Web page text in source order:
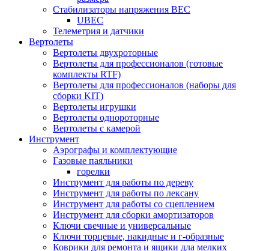
Стабилизаторы напряжения BEC
UBEC
Телеметрия и датчики
Вертолеты
Вертолеты двухроторные
Вертолеты для профессионалов (готовые
комплекты RTF)
Вертолеты для профессионалов (наборы для
сборки KIT)
Вертолеты игрушки
Вертолеты однороторные
Вертолеты с камерой
Инструмент
Аэрографы и комплектующие
Газовые паяльники
горелки
Инструмент для работы по дереву
Инструмент для работы по лексану
Инструмент для работы со сцеплением
Инструмент для сборки амортизаторов
Ключи свечные и универсальные
Ключи торцевые, накидные и г-образные
Коврики для ремонта и ящики дла мелких